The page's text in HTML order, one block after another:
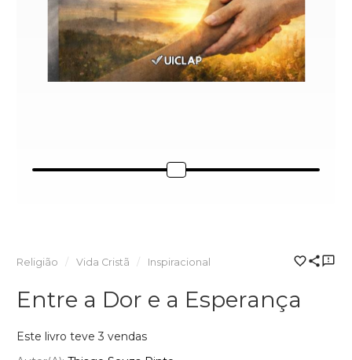
Religião Vida Cristã Inspiracional
Entre a Dor e a Esperança
Este livro teve 3 vendas